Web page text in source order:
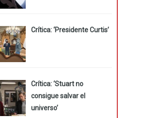
Crítica: ‘Presidente Curtis’
Crítica: ‘Stuart no
consigue salvar el
universo’